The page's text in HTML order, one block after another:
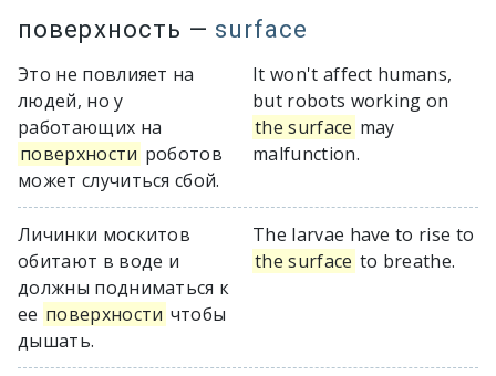
поверхность — surface
Это не повлияет на
людей, но у
работающих на
поверхности роботов
может случиться сбой.
It won't affect humans,
but robots working on
the surface may
malfunction.
Личинки москитов
обитают в воде и
должны подниматься к
ее поверхности чтобы
дышать.
The larvae have to rise to
the surface to breathe.